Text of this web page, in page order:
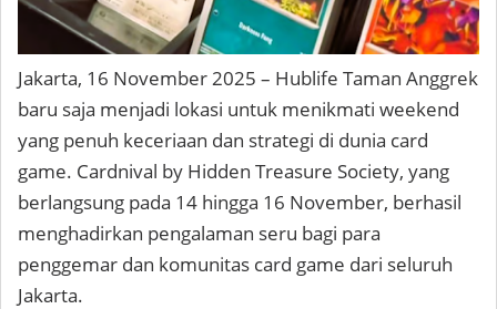
Jakarta, 16 November 2025 – Hublife Taman Anggrek
baru saja menjadi lokasi untuk menikmati weekend
yang penuh keceriaan dan strategi di dunia card
game. Cardnival by Hidden Treasure Society, yang
berlangsung pada 14 hingga 16 November, berhasil
menghadirkan pengalaman seru bagi para
penggemar dan komunitas card game dari seluruh
Jakarta.